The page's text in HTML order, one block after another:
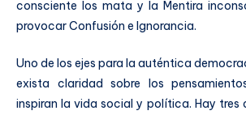
consciente los mata y la Mentira
provocar Confusión e Ignorancia.
Uno de los ejes para la auténtica
exista claridad sobre los
inspiran la vida social y política. Hay tres